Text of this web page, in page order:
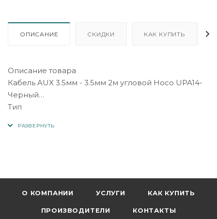
ОПИСАНИЕ СКИДКИ КАК КУПИТЬ
Описание товара
Кабель AUX 3.5мм - 3.5мм 2м угловой Hoco UPA14-
Черный
Тип
О КОМПАНИИ УСЛУГИ КАК КУПИТЬ
ПРОИЗВОДИТЕЛИ КОНТАКТЫ